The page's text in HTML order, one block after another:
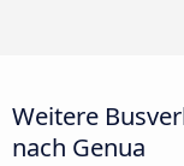
Weitere
nach Genua